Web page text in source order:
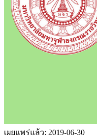
เผยแพร่แล้ว: 2019-06-30